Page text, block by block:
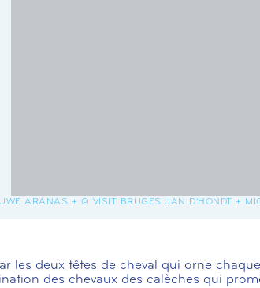
ARANAS + © VISIT BRUGES JAN D'HONDT +
les deux têtes de cheval qui orne
des chevaux des calèches qui